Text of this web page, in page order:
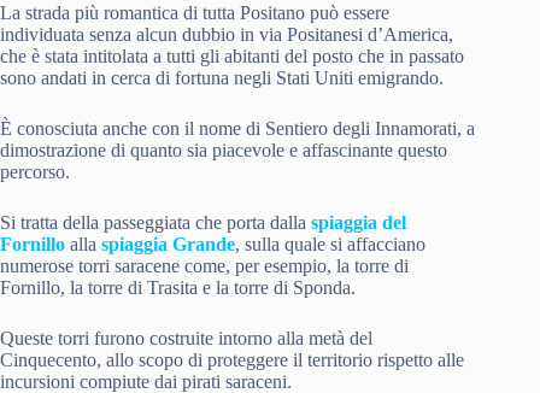
La strada più romantica di tutta Positano può essere
individuata senza alcun dubbio in via Positanesi d’America,
che è stata intitolata a tutti gli abitanti del posto che in passato
sono andati in cerca di fortuna negli Stati Uniti emigrando.
È conosciuta anche con il nome di Sentiero degli Innamorati, a
dimostrazione di quanto sia piacevole e affascinante questo
percorso.
Si tratta della passeggiata che porta dalla spiaggia del
Fornillo alla spiaggia Grande, sulla quale si affacciano
numerose torri saracene come, per esempio, la torre di
Fornillo, la torre di Trasita e la torre di Sponda.
Queste torri furono costruite intorno alla metà del
Cinquecento, allo scopo di proteggere il territorio rispetto alle
incursioni compiute dai pirati saraceni.